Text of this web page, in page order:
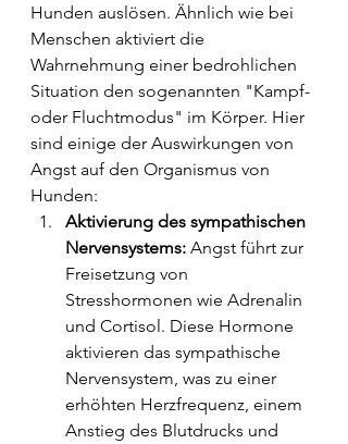
Hunden auslösen. Ähnlich wie bei
Menschen aktiviert die
Wahrnehmung einer bedrohlichen
Situation den sogenannten "Kampf-
oder Fluchtmodus" im Körper. Hier
sind einige der Auswirkungen von
Angst auf den Organismus von
Hunden:
Aktivierung des sympathischen
Nervensystems: Angst führt zur
Freisetzung von
Stresshormonen wie Adrenalin
und Cortisol. Diese Hormone
aktivieren das sympathische
Nervensystem, was zu einer
erhöhten Herzfrequenz, einem
Anstieg des Blutdrucks und